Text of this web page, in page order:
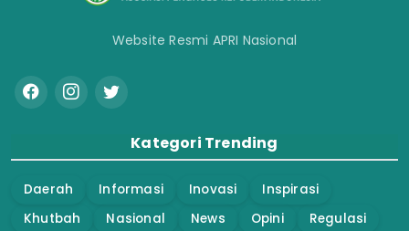
Website Resmi APRI Nasional
Kategori Trending
Daerah Informasi Inovasi
Inspirasi
Khutbah
Nasional News Opini Regulasi